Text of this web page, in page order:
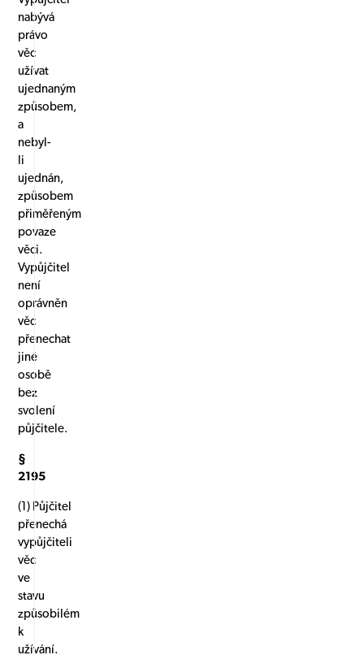
nabývá
právo
věc
užívat
ujednaným
způsobem,
a
nebyl-
li
ujednán,
způsobem
přiměřeným
povaze
věci.
Vypůjčitel
není
oprávněn
věc
přenechat
jiné
osobě
bez
svolení
půjčitele.
§
2195
(1) Půjčitel
přenechá
vypůjčiteli
věc
ve
stavu
způsobilém
k
užívání.